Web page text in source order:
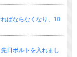
ばならなくなり、10
日ボルトを入れまし